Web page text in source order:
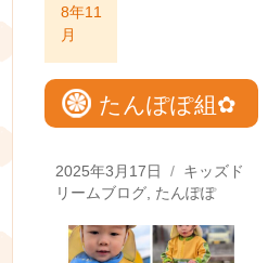
8年11
月
たんぽぽ組✿
Posted
on
2025年3月17日 Categories
キッズド
リームブログ, たんぽぽ